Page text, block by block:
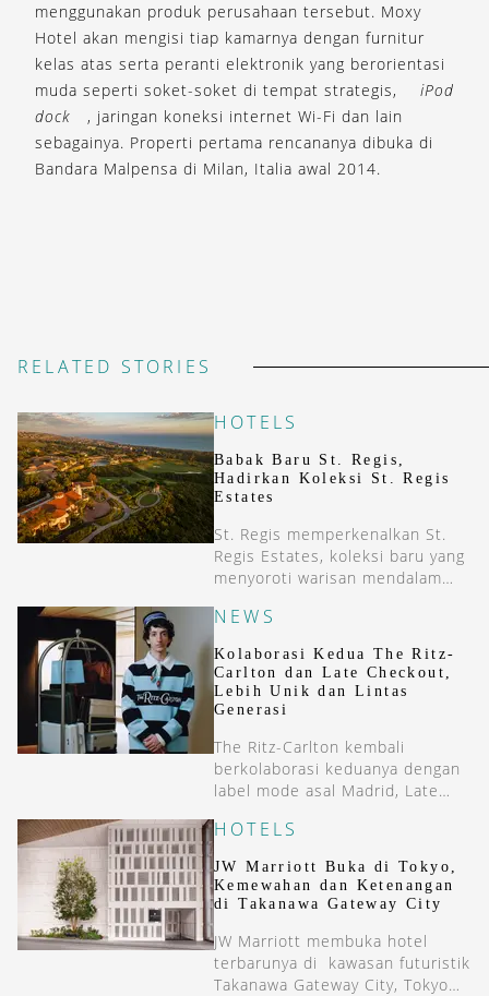
menggunakan produk perusahaan tersebut. Moxy
Hotel akan mengisi tiap kamarnya dengan furnitur
kelas atas serta peranti elektronik yang berorientasi
muda seperti soket-soket di tempat strategis,
iPod
dock
, jaringan koneksi internet Wi-Fi dan lain
sebagainya. Properti pertama rencananya dibuka di
Bandara Malpensa di Milan, Italia awal 2014.
RELATED STORIES
HOTELS
Babak Baru St. Regis,
Hadirkan Koleksi St. Regis
Estates
St. Regis memperkenalkan St.
Regis Estates, koleksi baru yang
menyoroti warisan mendalam
khas keluarga Astor.
NEWS
Kolaborasi Kedua The Ritz-
Carlton dan Late Checkout,
Lebih Unik dan Lintas
Generasi
The Ritz-Carlton kembali
berkolaborasi keduanya dengan
label mode asal Madrid, Late
HOTELS
JW Marriott Buka di Tokyo,
Kemewahan dan Ketenangan
di Takanawa Gateway City
JW Marriott membuka hotel
terbarunya di kawasan futuristik
Takanawa Gateway City, Tokyo